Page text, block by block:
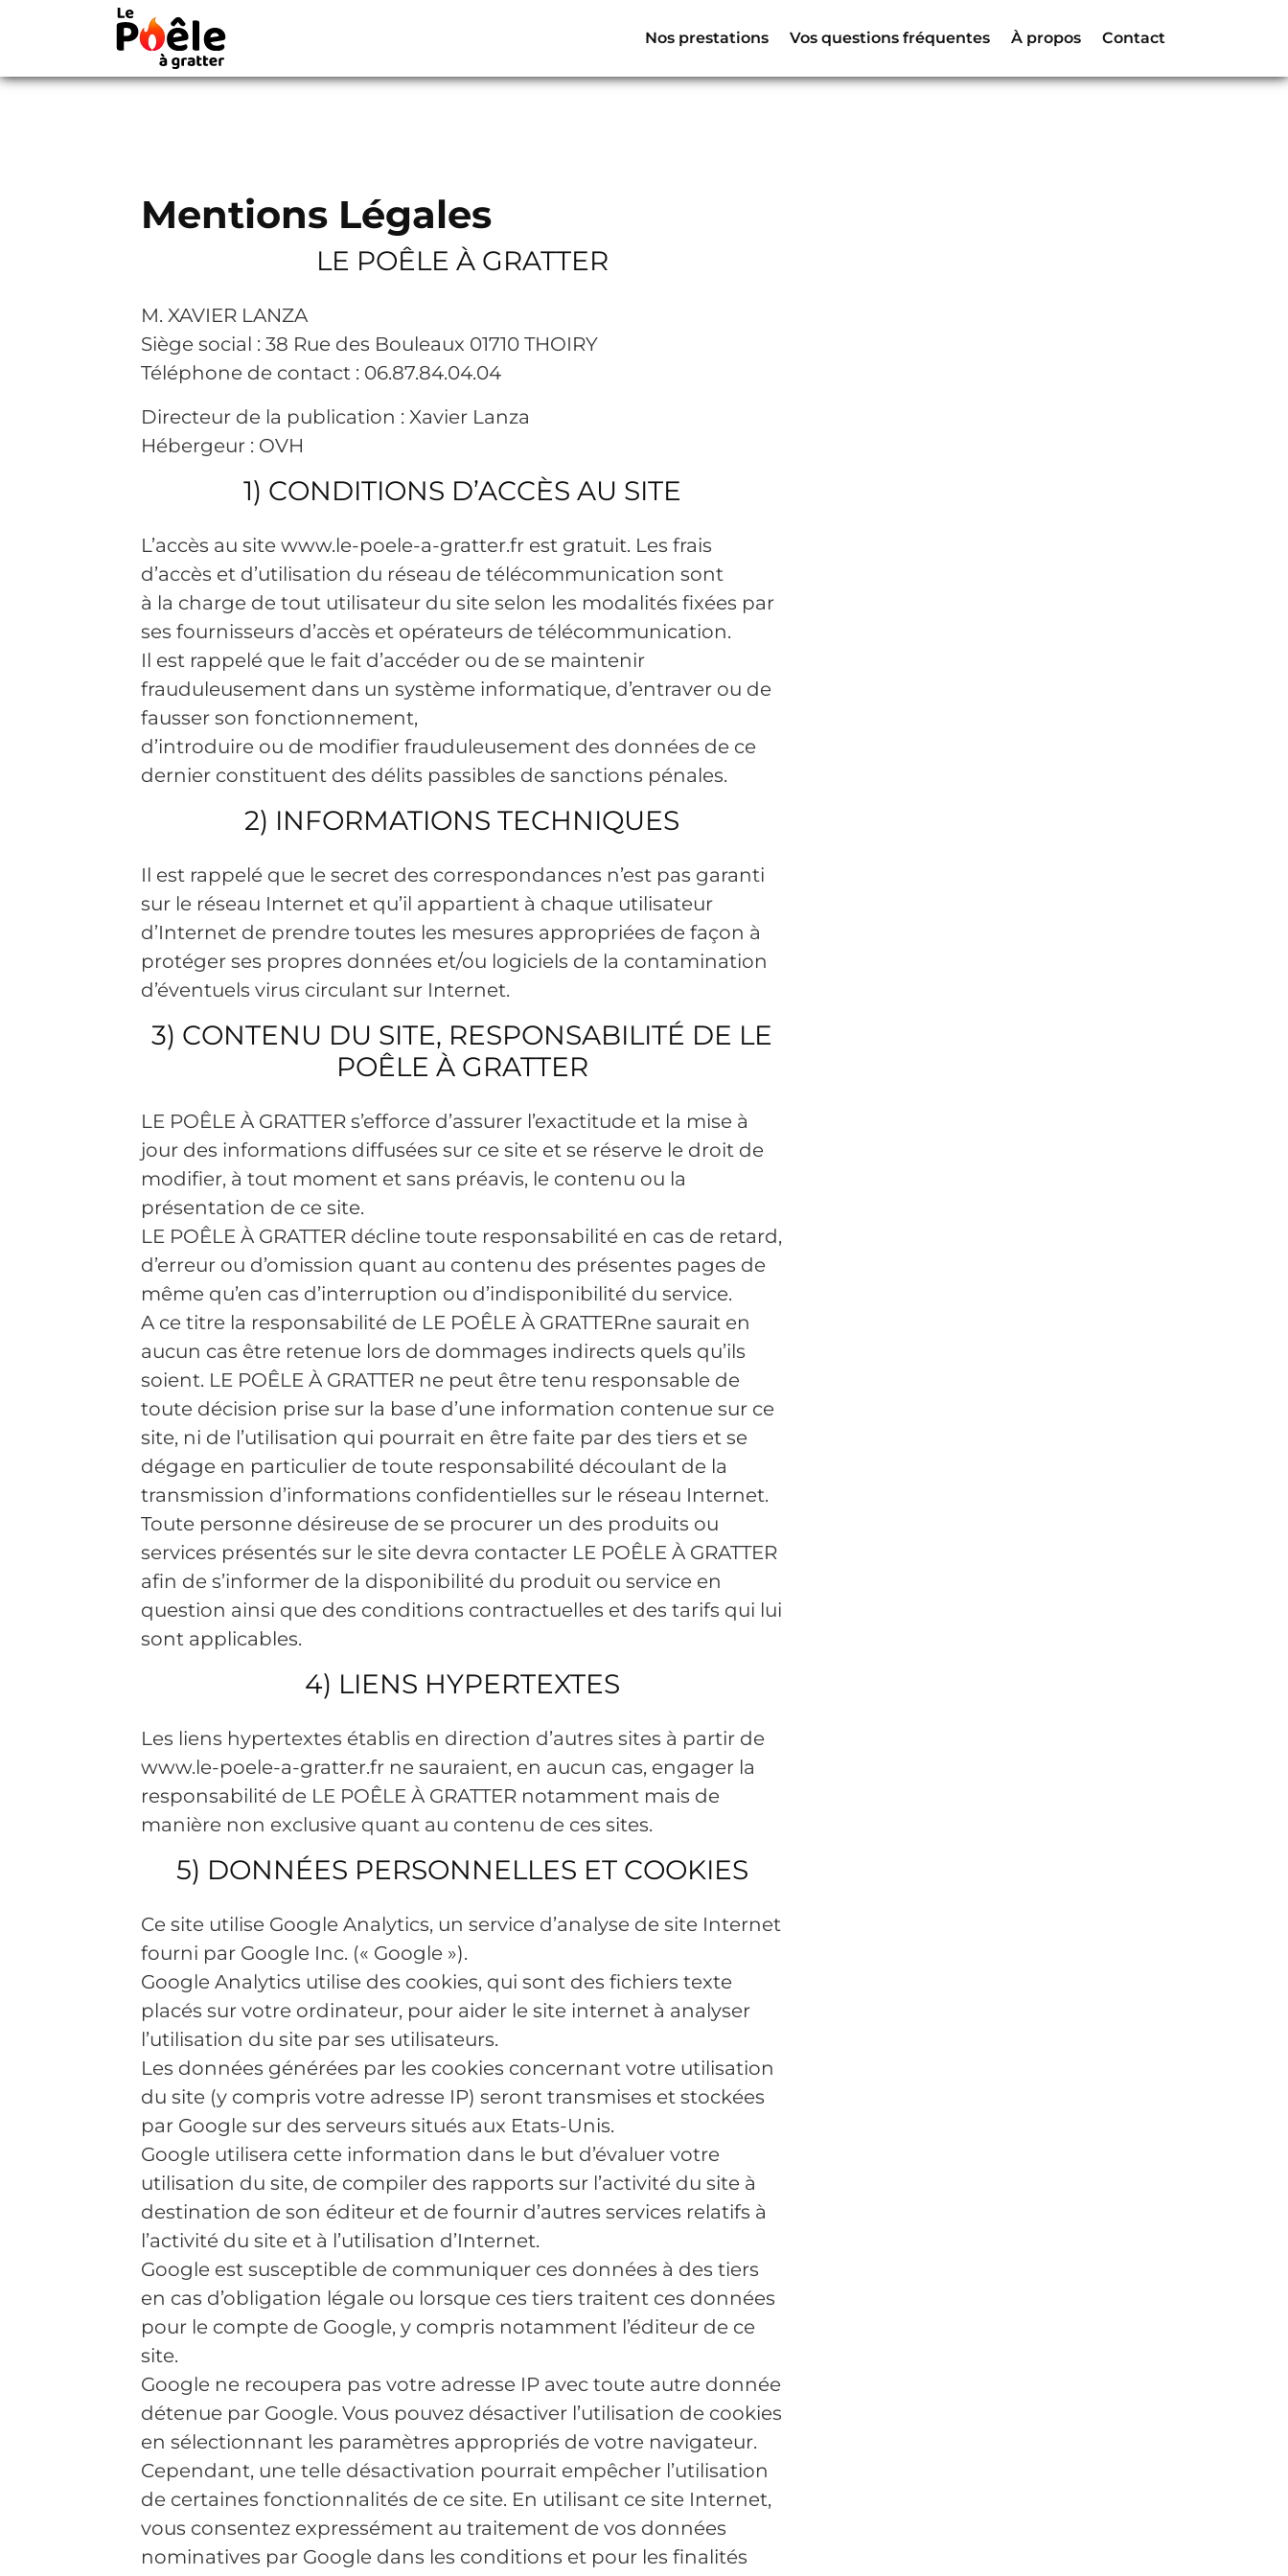
Nos prestations Vos questions fréquentes À propos Contact
Mentions Légales
LE POÊLE À GRATTER
M. XAVIER LANZA
Siège social : 38 Rue des Bouleaux 01710 THOIRY
Téléphone de contact : 06.87.84.04.04
Directeur de la publication : Xavier Lanza
Hébergeur : OVH
1) CONDITIONS D’ACCÈS AU SITE
L’accès au site www.le-poele-a-gratter.fr est gratuit. Les frais
d’accès et d’utilisation du réseau de télécommunication sont
à la charge de tout utilisateur du site selon les modalités fixées par
ses fournisseurs d’accès et opérateurs de télécommunication.
Il est rappelé que le fait d’accéder ou de se maintenir
frauduleusement dans un système informatique, d’entraver ou de
fausser son fonctionnement,
d’introduire ou de modifier frauduleusement des données de ce
dernier constituent des délits passibles de sanctions pénales.
2) INFORMATIONS TECHNIQUES
Il est rappelé que le secret des correspondances n’est pas garanti
sur le réseau Internet et qu’il appartient à chaque utilisateur
d’Internet de prendre toutes les mesures appropriées de façon à
protéger ses propres données et/ou logiciels de la contamination
d’éventuels virus circulant sur Internet.
3) CONTENU DU SITE, RESPONSABILITÉ DE LE
POÊLE À GRATTER
LE POÊLE À GRATTER s’efforce d’assurer l’exactitude et la mise à
jour des informations diffusées sur ce site et se réserve le droit de
modifier, à tout moment et sans préavis, le contenu ou la
présentation de ce site.
LE POÊLE À GRATTER décline toute responsabilité en cas de retard,
d’erreur ou d’omission quant au contenu des présentes pages de
même qu’en cas d’interruption ou d’indisponibilité du service.
A ce titre la responsabilité de LE POÊLE À GRATTERne saurait en
aucun cas être retenue lors de dommages indirects quels qu’ils
soient. LE POÊLE À GRATTER ne peut être tenu responsable de
toute décision prise sur la base d’une information contenue sur ce
site, ni de l’utilisation qui pourrait en être faite par des tiers et se
dégage en particulier de toute responsabilité découlant de la
transmission d’informations confidentielles sur le réseau Internet.
Toute personne désireuse de se procurer un des produits ou
services présentés sur le site devra contacter LE POÊLE À GRATTER
afin de s’informer de la disponibilité du produit ou service en
question ainsi que des conditions contractuelles et des tarifs qui lui
sont applicables.
4) LIENS HYPERTEXTES
Les liens hypertextes établis en direction d’autres sites à partir de
www.le-poele-a-gratter.fr ne sauraient, en aucun cas, engager la
responsabilité de LE POÊLE À GRATTER notamment mais de
manière non exclusive quant au contenu de ces sites.
5) DONNÉES PERSONNELLES ET COOKIES
Ce site utilise Google Analytics, un service d’analyse de site Internet
fourni par Google Inc. (« Google »).
Google Analytics utilise des cookies, qui sont des fichiers texte
placés sur votre ordinateur, pour aider le site internet à analyser
l’utilisation du site par ses utilisateurs.
Les données générées par les cookies concernant votre utilisation
du site (y compris votre adresse IP) seront transmises et stockées
par Google sur des serveurs situés aux Etats-Unis.
Google utilisera cette information dans le but d’évaluer votre
utilisation du site, de compiler des rapports sur l’activité du site à
destination de son éditeur et de fournir d’autres services relatifs à
l’activité du site et à l’utilisation d’Internet.
Google est susceptible de communiquer ces données à des tiers
en cas d’obligation légale ou lorsque ces tiers traitent ces données
pour le compte de Google, y compris notamment l’éditeur de ce
site.
Google ne recoupera pas votre adresse IP avec toute autre donnée
détenue par Google. Vous pouvez désactiver l’utilisation de cookies
en sélectionnant les paramètres appropriés de votre navigateur.
Cependant, une telle désactivation pourrait empêcher l’utilisation
de certaines fonctionnalités de ce site. En utilisant ce site Internet,
vous consentez expressément au traitement de vos données
nominatives par Google dans les conditions et pour les finalités
Cookies management panel